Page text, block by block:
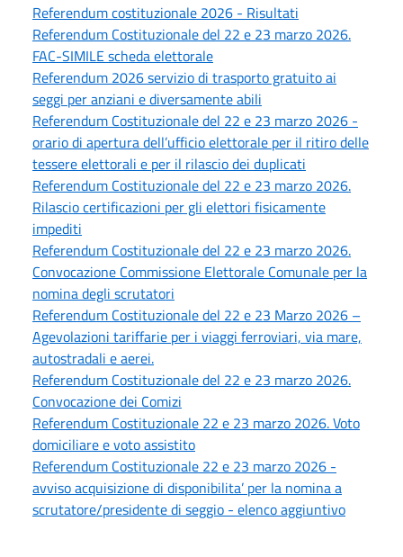
Referendum costituzionale 2026 - Risultati
Referendum Costituzionale del 22 e 23 marzo 2026.
FAC-SIMILE scheda elettorale
Referendum 2026 servizio di trasporto gratuito ai
seggi per anziani e diversamente abili
Referendum Costituzionale del 22 e 23 marzo 2026 -
orario di apertura dell’ufficio elettorale per il ritiro delle
tessere elettorali e per il rilascio dei duplicati
Referendum Costituzionale del 22 e 23 marzo 2026.
Rilascio certificazioni per gli elettori fisicamente
impediti
Referendum Costituzionale del 22 e 23 marzo 2026.
Convocazione Commissione Elettorale Comunale per la
nomina degli scrutatori
Referendum Costituzionale del 22 e 23 Marzo 2026 –
Agevolazioni tariffarie per i viaggi ferroviari, via mare,
autostradali e aerei.
Referendum Costituzionale del 22 e 23 marzo 2026.
Convocazione dei Comizi
Referendum Costituzionale 22 e 23 marzo 2026. Voto
domiciliare e voto assistito
Referendum Costituzionale 22 e 23 marzo 2026 -
avviso acquisizione di disponibilita’ per la nomina a
scrutatore/presidente di seggio - elenco aggiuntivo